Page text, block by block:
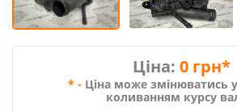
Ціна: 0 грн*
* - Ціна може змінюватись
коливанням курсу